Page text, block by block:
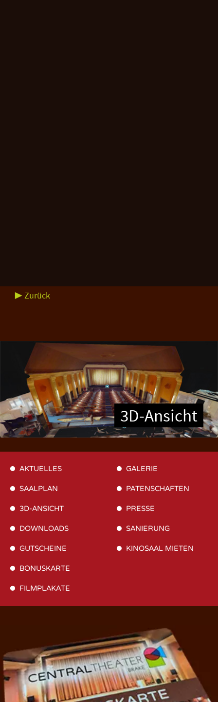
▶ Zurück
3D-Ansicht
AKTUELLES
SAALPLAN
3D-ANSICHT
DOWNLOADS
GUTSCHEINE
BONUSKARTE
FILMPLAKATE
GALERIE
PATENSCHAFTEN
PRESSE
SANIERUNG
KINOSAAL MIETEN